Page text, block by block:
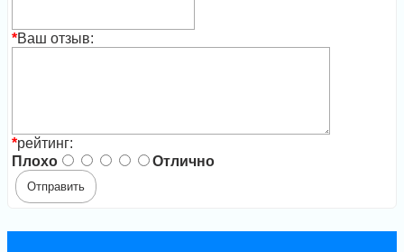
*Ваш отзыв:
*рейтинг:
Плохо
Отлично